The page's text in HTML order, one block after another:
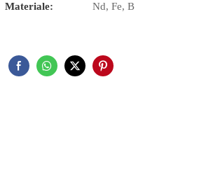
Materiale: Nd, Fe, B